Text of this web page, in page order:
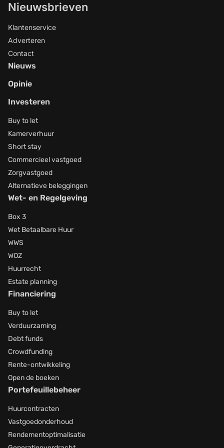
Nieuwsbrieven
Klantenservice
Adverteren
Contact
Nieuws
Opinie
Investeren
Buy to let
Kamerverhuur
Short stay
Commercieel vastgoed
Zorgvastgoed
Alternatieve beleggingen
Wet- en Regelgeving
Box 3
Wet Betaalbare Huur
WWS
WOZ
Huurrecht
Estate planning
Financiering
Buy to let
Verduurzaming
Debt funds
Crowdfunding
Rente-ontwikkeling
Open de boeken
Portefeuillebeheer
Huurcontracten
Vastgoedonderhoud
Rendementoptimalisatie